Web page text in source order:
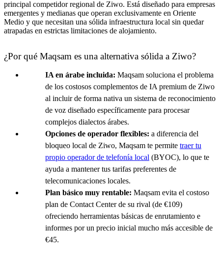
principal competidor regional de Ziwo. Está diseñado para empresas
emergentes y medianas que operan exclusivamente en Oriente
Medio y que necesitan una sólida infraestructura local sin quedar
atrapadas en estrictas limitaciones de alojamiento.
¿Por qué Maqsam es una alternativa sólida a Ziwo?
IA en árabe incluida: Maqsam soluciona el problema
de los costosos complementos de IA premium de Ziwo
al incluir de forma nativa un sistema de reconocimiento
de voz diseñado específicamente para procesar
complejos dialectos árabes.
Opciones de operador flexibles: a diferencia del
bloqueo local de Ziwo, Maqsam te permite traer tu
propio operador de telefonía local (BYOC), lo que te
ayuda a mantener tus tarifas preferentes de
telecomunicaciones locales.
Plan básico muy rentable: Maqsam evita el costoso
plan de Contact Center de su rival (de €109)
ofreciendo herramientas básicas de enrutamiento e
informes por un precio inicial mucho más accesible de
€45.